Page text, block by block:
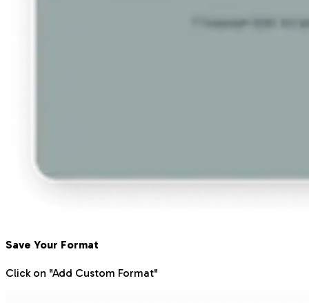
Save Your Format
Click on "Add Custom Format"